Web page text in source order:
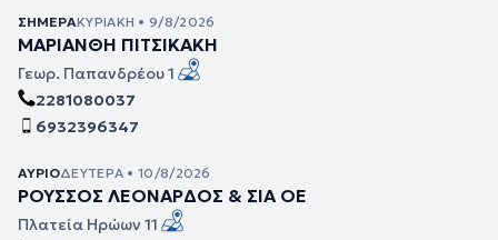
ΣΉΜΕΡΑΚΥΡΙΑΚΉ • 9/8/2026
ΜΑΡΙΑΝΘΗ ΠΙΤΣΙΚΑΚΗ
Γεωρ. Παπανδρέου 1
2281080037
6932396347
ΑΎΡΙΟΔΕΥΤΈΡΑ • 10/8/2026
ΡΟΥΣΣΟΣ ΛΕΟΝΑΡΔΟΣ & ΣΙΑ ΟΕ
Πλατεία Ηρώων 11